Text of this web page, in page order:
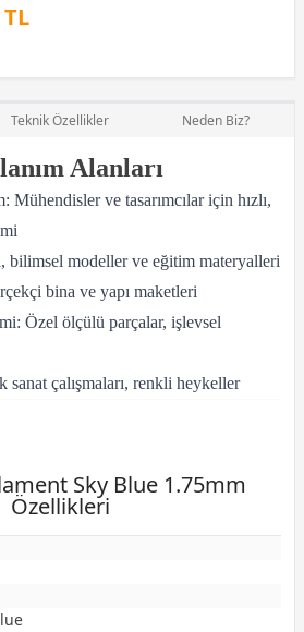
Teknik Özellikler Neden Biz?
Alanları
Mühendisler ve tasarımcılar için hızlı,
modeller ve eğitim materyalleri
bina ve yapı maketleri
Özel ölçülü parçalar, işlevsel
sanat çalışmaları, renkli heykeller
Sky Blue 1.75mm
Özellikleri